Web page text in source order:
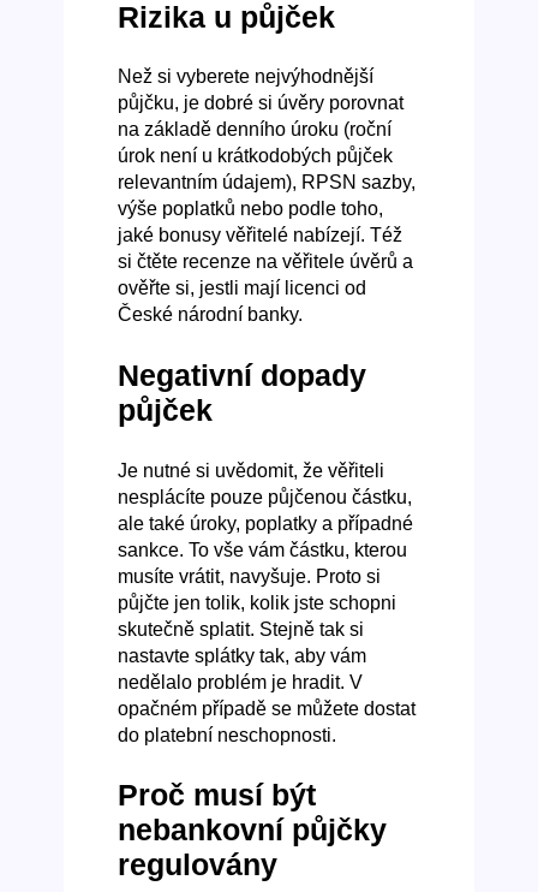
Rizika u půjček
Než si vyberete nejvýhodnější
půjčku, je dobré si úvěry porovnat
na základě denního úroku (roční
úrok není u krátkodobých půjček
relevantním údajem), RPSN sazby,
výše poplatků nebo podle toho,
jaké bonusy věřitelé nabízejí. Též
si čtěte recenze na věřitele úvěrů a
ověřte si, jestli mají licenci od
České národní banky.
Negativní dopady
půjček
Je nutné si uvědomit, že věřiteli
nesplácíte pouze půjčenou částku,
ale také úroky, poplatky a případné
sankce. To vše vám částku, kterou
musíte vrátit, navyšuje. Proto si
půjčte jen tolik, kolik jste schopni
skutečně splatit. Stejně tak si
nastavte splátky tak, aby vám
nedělalo problém je hradit. V
opačném případě se můžete dostat
do platební neschopnosti.
Proč musí být
nebankovní půjčky
regulovány